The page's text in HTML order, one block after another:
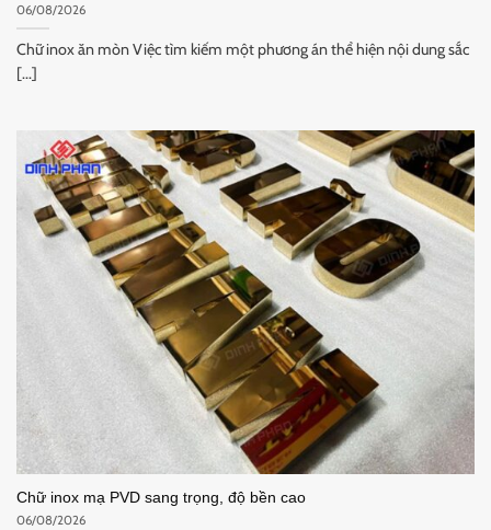
06/08/2026
Chữ inox ăn mòn Việc tìm kiếm một phương án thể hiện nội dung sắc
[...]
Chữ inox mạ PVD sang trọng, độ bền cao
06/08/2026